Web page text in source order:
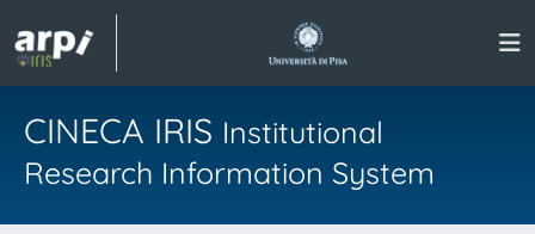
CINECA IRIS Institutional
Research Information System